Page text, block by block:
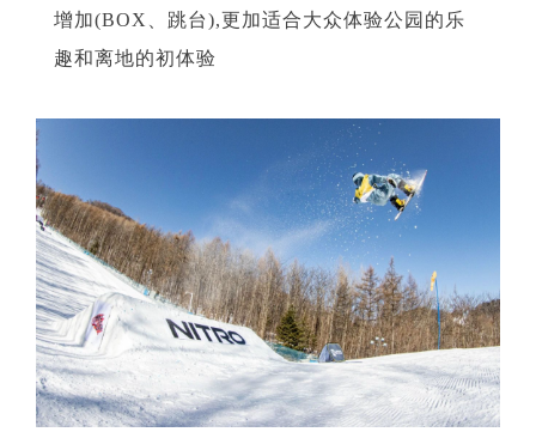
增加(BOX、跳台),更加适合大众体验公园的乐
趣和离地的初体验